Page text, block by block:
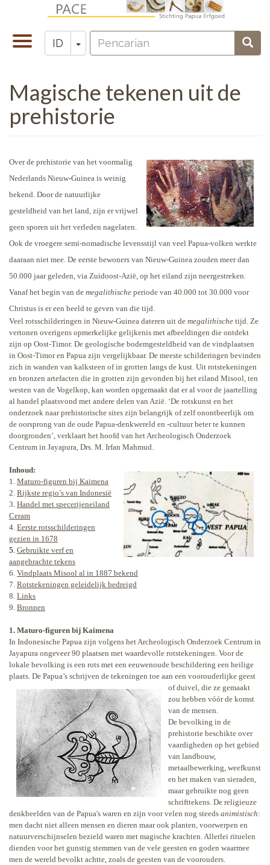
Toggle
navigation
ID Toggle Dropdown
Zoeken
Pencarian
Magische tekenen uit de
prehistorie
Over de prehistorie van het voormalig
Nederlands Nieuw-Guinea is weinig
bekend. Door de natuurlijke
gesteldheid van het land, zijn er vrijwel
geen sporen uit het verleden nagelaten.
Ook de vroegere semi-nomadische levensstijl van veel Papua-volken werkte
daaraan niet mee. De eerste bewoners van Nieuw-Guinea zouden meer dan
50.000 jaar geleden, via Zuidoost-Azië, op het eiland zijn neergestreken.
Vanaf het begin van de megalithische periode van 40.000 tot 30.000 voor
Christus is er een beeld te geven van die tijd.
Veel rotsschilderingen in Nieuw-Guinea dateren uit de megalithische tijd. Ze
vertonen overigens opmerkelijke gelijkenis met afbeeldingen die ontdekt
zijn op Oost-Timor. De geologische bodemgesteldheid van de vindplaatsen
in Oost-Timor en Papua zijn vergelijkbaar. De meeste schilderingen bevinden
zich in wanden van kalksteen of in grotten langs de kust. Uit rotstekeningen
en bronzen artefacten die in grotten zijn gevonden bij het eiland Misool, ten
westen van de Vogelkop, kan worden opgemaakt dat er al voor de jaartelling
al handel plaatsvond met andere delen van Azië. ‘De rotskunst en het
onderzoek naar prehistorische sites zijn belangrijk of zelf onontbeerlijk om
de oorsprong van de oude Papua-denkwereld en -cultuur beter te kunnen
doorgronden’, verklaart het hoofd van het Archeologisch Onderzoek
Centrum in Jayapura, Drs. M. Irfan Mahmud.
Inhoud:
1. Maturo-figuren bij Kaimena
2. Rijkste regio’s van Indonesië
3. Handel met specerijeneiland
Ceram
4. Eerste rotsschilderingen
gezien in 1678
5. Gebruikte verf en
aangebrachte tekens
6. Vindplaats Misool al in 1887 bekend
7. Rotstekeningen geleidelijk bedreigd
8. Links
9. Bronnen
1. Maturo-figuren bij Kaimena
In Indonesische Papua zijn volgens het Archeologisch Onderzoek Centrum in
Jayapura ongeveer 90 plaatsen met waardevolle rotstekeningen. Voor de
lokale bevolking is een rots met een eeuwenoude beschildering een heilige
plaats. De Papua’s schrijven de tekeningen toe aan een voorouderlijke geest
of duivel, die ze gemaakt
zou hebben vóór de komst
van de mensen.
De bevolking in de
prehistorie beschikte over
vaardigheden op het gebied
van landbouw,
metaalbewerking, weefkunst
en het maken van sieraden,
maar gebruikte nog geen
schrifttekens. De religieuze
denkbeelden van de Papua's waren en zijn voor velen nog steeds animistisch:
men dacht niet alleen mensen en dieren maar ook planten, voorwerpen en
natuurverschijnselen bezield waren met magische krachten. Allerlei rituelen
dienden voor het gunstig stemmen van de vele geesten en goden waarmee
men de wereld bevolkt achtte, zoals de geesten van de voorouders.